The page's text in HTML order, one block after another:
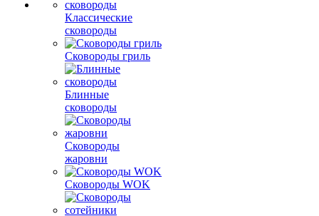
Классические
сковороды
Сковороды гриль
Блинные
сковороды
Сковороды
жаровни
Сковороды WOK